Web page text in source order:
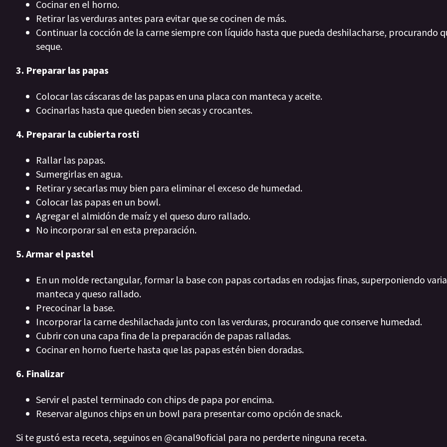
Cocinar en el horno.
Retirar las verduras antes para evitar que se cocinen de más.
Continuar la cocción de la carne siempre con líquido hasta que pueda deshilacharse, procurando
seque.
3. Preparar las papas
Colocar las cáscaras de las papas en una placa con manteca y aceite.
Cocinarlas hasta que queden bien secas y crocantes.
4. Preparar la cubierta rosti
Rallar las papas.
Sumergirlas en agua.
Retirar y secarlas muy bien para eliminar el exceso de humedad.
Colocar las papas en un bowl.
Agregar el almidón de maíz y el queso duro rallado.
No incorporar sal en esta preparación.
5. Armar el pastel
En un molde rectangular, formar la base con papas cortadas en rodajas finas, superponiendo
manteca y queso rallado.
Precocinar la base.
Incorporar la carne deshilachada junto con las verduras, procurando que conserve humedad.
Cubrir con una capa fina de la preparación de papas ralladas.
Cocinar en horno fuerte hasta que las papas estén bien doradas.
6. Finalizar
Servir el pastel terminado con chips de papa por encima.
Reservar algunos chips en un bowl para presentar como opción de snack.
Si te gustó esta receta, seguinos en @canal9oficial para no perderte ninguna receta.